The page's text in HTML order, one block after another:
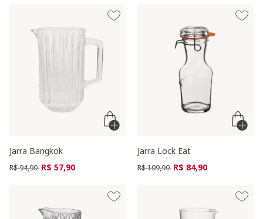
Jarra Bangkok
Preço reduzido de
R$ 94,90 para
R$ 57,90
Jarra Lock Eat
Preço reduzido de
R$ 109,90 para
R$ 84,90